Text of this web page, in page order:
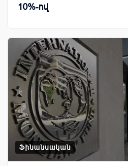
10%-ով
Ֆինանսական